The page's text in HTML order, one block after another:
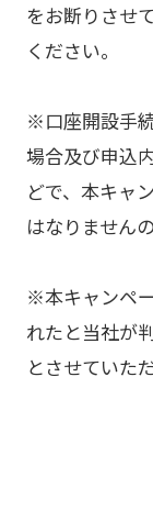
をお断りさせ
ください。
※口座開設手
場合及び申込
どで、本キャ
はなりません
※本キャンペ
れたと当社が
とさせていた